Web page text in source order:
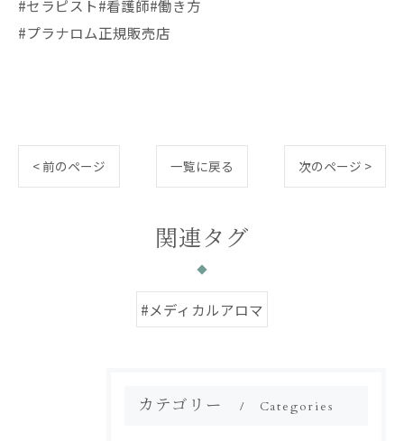
#セラピスト#看護師#働き方
#プラナロム正規販売店
< 前のページ 一覧に戻る 次のページ >
関連タグ
#メディカルアロマ
カテゴリー Categories